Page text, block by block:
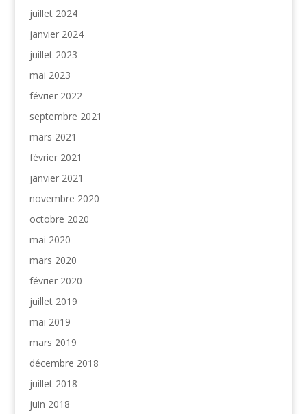
juillet 2024
janvier 2024
juillet 2023
mai 2023
février 2022
septembre 2021
mars 2021
février 2021
janvier 2021
novembre 2020
octobre 2020
mai 2020
mars 2020
février 2020
juillet 2019
mai 2019
mars 2019
décembre 2018
juillet 2018
juin 2018